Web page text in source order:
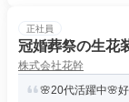
正社員
冠婚葬祭の生花
株式会社花幹
🌸20代活躍中🌸